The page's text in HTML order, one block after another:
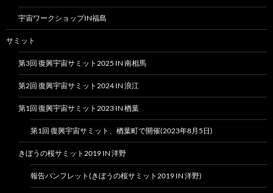
宇宙ワークショップIN福島
サミット
第3回 復興宇宙サミット2025 IN 南相馬
第2回 復興宇宙サミット2024 IN 浪江
第1回 復興宇宙サミット2023 IN 楢葉
第1回 復興宇宙サミット、楢葉町で開催(2023年8月5日)
きぼうの桜サミット2019 IN 洋野
報告パンフレット(きぼうの桜サミット2019 IN 洋野)